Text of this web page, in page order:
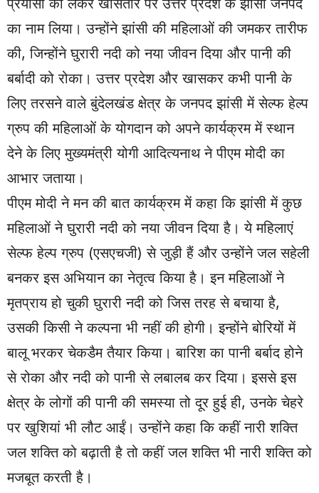
प्रयासों को लेकर खासतौर पर उत्तर प्रदेश के झांसी जनपद
का नाम लिया। उन्होंने झांसी की महिलाओं की जमकर तारीफ
की, जिन्होंने घुरारी नदी को नया जीवन दिया और पानी की
बर्बादी को रोका। उत्तर प्रदेश और खासकर कभी पानी के
लिए तरसने वाले बुंदेलखंड क्षेत्र के जनपद झांसी में सेल्फ हेल्प
ग्रुप की महिलाओं के योगदान को अपने कार्यक्रम में स्थान
देने के लिए मुख्यमंत्री योगी आदित्यनाथ ने पीएम मोदी का
आभार जताया।
पीएम मोदी ने मन की बात कार्यक्रम में कहा कि झांसी में कुछ
महिलाओं ने घुरारी नदी को नया जीवन दिया है। ये महिलाएं
सेल्फ हेल्प ग्रुप (एसएचजी) से जुड़ी हैं और उन्होंने जल सहेली
बनकर इस अभियान का नेतृत्व किया है। इन महिलाओं ने
मृतप्राय हो चुकी घुरारी नदी को जिस तरह से बचाया है,
उसकी किसी ने कल्पना भी नहीं की होगी। इन्होंने बोरियों में
बालू भरकर चेकडैम तैयार किया। बारिश का पानी बर्बाद होने
से रोका और नदी को पानी से लबालब कर दिया। इससे इस
क्षेत्र के लोगों की पानी की समस्या तो दूर हुई ही, उनके चेहरे
पर खुशियां भी लौट आईं। उन्होंने कहा कि कहीं नारी शक्ति
जल शक्ति को बढ़ाती है तो कहीं जल शक्ति भी नारी शक्ति को
मजबूत करती है।